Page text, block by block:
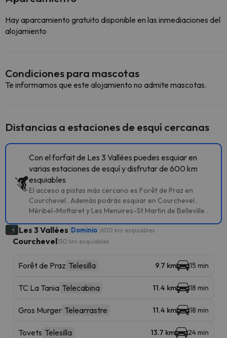
Hay aparcamiento gratuito disponible en las inmediaciones del
alojamiento
Condiciones para mascotas
Te informamos que este alojamiento no admite mascotas.
Distancias a estaciones de esquí cercanas
Con el forfait de Les 3 Vallées puedes esquiar en
varias estaciones de esquí y disfrutar de 600 km
esquiables
El acceso a pistas más cercano es Forêt de Praz en
Courchevel . Además podrás esquiar en Courchevel ,
Méribel-Mottaret y Les Menuires-St Martin de Belleville .
Les 3 Vallées Dominio 600 km esquiables
Courchevel150 km esquiables
Forêt de Praz Telesilla 9.7 km 15 min
TC La Tania Telecabina 11.4 km 18 min
Gros Murger Telearrastre 11.4 km 18 min
Tovets Telesilla 13.7 km 24 min